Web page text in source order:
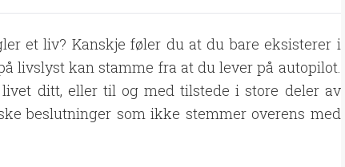
et liv? Kanskje føler du at du bare eksisterer i
livslyst kan stamme fra at du lever på autopilot.
ditt, eller til og med tilstede i store deler av
beslutninger som ikke stemmer overens med